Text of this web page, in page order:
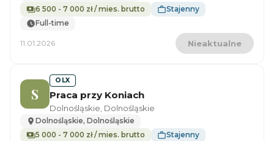
6 500 - 7 000 zł / mies. brutto
Stajenny
Full-time
11.01.2026 Nieaktualne
S
OLX
Praca przy Koniach
Dolnośląskie, Dolnośląskie
Dolnośląskie, Dolnośląskie
5 000 - 7 000 zł / mies. brutto
Stajenny